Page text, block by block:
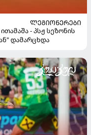
ᲚᲔᲒᲘᲝᲜᲔᲠᲔᲑᲘ
- პსჟ სეზონის
დამარცხდა